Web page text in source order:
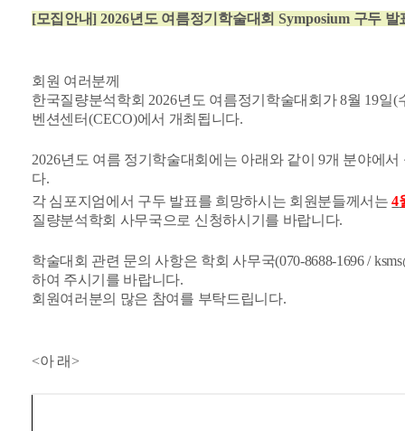
[모집안내] 2026년도 여름정기학술대회 Symposium 구두 발
회원 여러분께
한국질량분석학회 2026년도 여름정기학술대회가8월 19일(
벤션센터(CECO)에서 개최됩니다.
2026년도 여름 정기학술대회에는 아래와 같이 9개 분야에서
다.
각 심포지엄에서 구두 발표를 희망하시는 회원분들께서는4
질량분석학회 사무국으로 신청하시기를 바랍니다.
학술대회 관련 문의 사항은 학회 사무국(070-8688-1696 /
하여 주시기를 바랍니다.
회원여러분의 많은 참여를 부탁드립니다.
<아 래>